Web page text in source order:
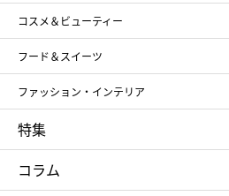
メンズ
スポーツ・アウトドア
お中元
お
コスメ＆ビューティー
SHISEIDO
ポール&ジョー ボーテ
ジ
NARS
RMK
クリニーク
フード＆スイーツ
アンリ・シャルパンティエ
ゴディバ
新
たねや
ねんりん家
ファッション・インテリア
ポロ ラルフ ローレン
タケオ キクチ
マ
シュタイフ
特集
お中元
ひな人形
五
コラム